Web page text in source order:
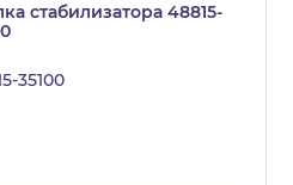
стабилизатора 48815-
35100